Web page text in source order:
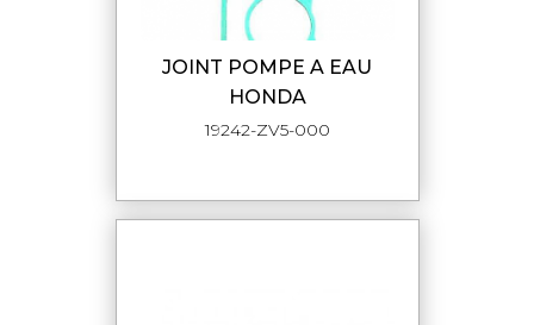
JOINT POMPE A EAU
HONDA
19242-ZV5-000